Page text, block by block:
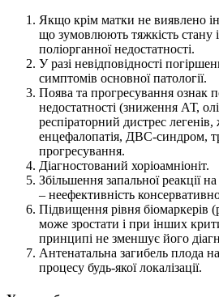
Якщо крім матки не виявлено
що зумовлюють тяжкість стану
поліорганної недостатності.
У разі невідповідності
симптомів основної патології.
Поява та прогресування ознак
недостатності (зниження АТ,
респіраторний дистрес
енцефалопатія, ДВС-синдром,
прогресування.
Діагностований хоріоамніоніт.
Збільшення запальної реакції
– неефективність
Підвищення рівня біомаркерів
може зростати і при інших
принципі не зменшує його
Антенатальна загибель плода
процесу будь-якої локалізації.